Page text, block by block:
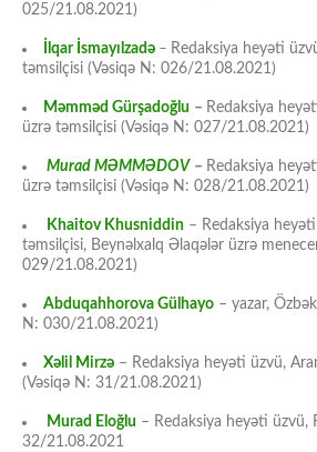
025/21.08.2021)
İlqar İsmayılzadə – Redaksiya heyəti
təmsilçisi (Vəsiqə N: 026/21.08.2021)
Məmməd Gürşadoğlu – Redaksiya
üzrə təmsilçisi (Vəsiqə N: 027/21.08.2021)
Murad MƏMMƏDOV – Redaksiya
üzrə təmsilçisi (Vəsiqə N: 028/21.08.2021)
Khaitov Khusniddin – Redaksiya
təmsilçisi, Beynəlxalq Əlaqələr üzrə
029/21.08.2021)
Abduqahhorova Gülhayo – yazar,
N: 030/21.08.2021)
Xəlil Mirzə – Redaksiya heyəti üzvü,
(Vəsiqə N: 31/21.08.2021)
Murad Eloğlu – Redaksiya heyəti üzvü,
32/21.08.2021